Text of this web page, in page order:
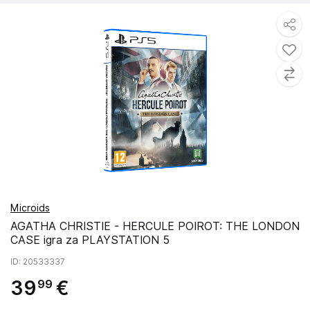
Microids
AGATHA CHRISTIE - HERCULE POIROT: THE LONDON
CASE igra za PLAYSTATION 5
ID: 20533337
39 99 €